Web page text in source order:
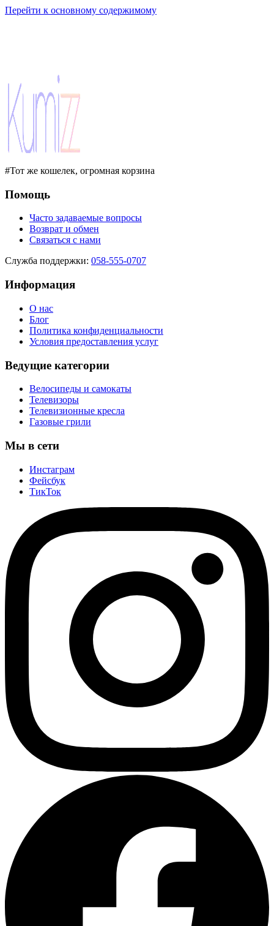
Перейти к основному содержимому
#Тот же кошелек, огромная корзина
Помощь
Часто задаваемые вопросы
Возврат и обмен
Связаться с нами
Служба поддержки: 058-555-0707
Информация
О нас
Блог
Политика конфиденциальности
Условия предоставления услуг
Ведущие категории
Велосипеды и самокаты
Телевизоры
Телевизионные кресла
Газовые грили
Мы в сети
Инстаграм
Фейсбук
ТикТок